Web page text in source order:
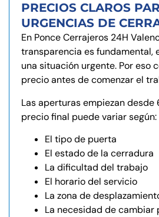
PRECIOS CLAROS
URGENCIAS DE
En Ponce Cerrajeros 24H
transparencia es fundamental,
una situación urgente. Por eso
precio antes de comenzar el
Las aperturas empiezan desde
precio final puede variar según:
El tipo de puerta
El estado de la cerradura
La dificultad del trabajo
El horario del servicio
La zona de
La necesidad de cambiar